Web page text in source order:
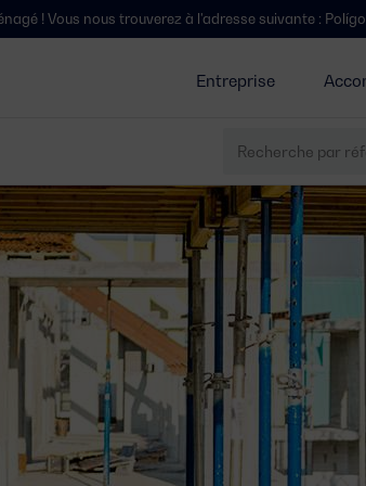
Entreprise
à l'adresse suivante : Polígono Centrovía, Calle